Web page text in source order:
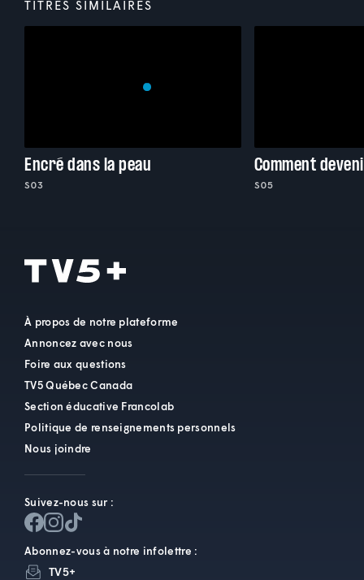
TITRES SIMILAIRES
Encré dans la peau
S03
Comment
S05
À propos de notre plateforme
Annoncez avec nous
Foire aux questions
TV5 Québec Canada
Section éducative Francolab
Politique de renseignements personnels
Nous joindre
Suivez-nous sur :
Abonnez-vous à notre infolettre :
TV5+